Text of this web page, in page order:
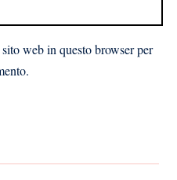
web in questo browser per